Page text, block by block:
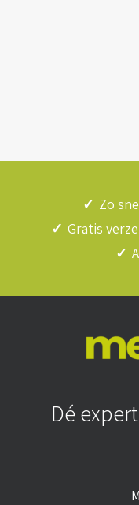
✓ Zo
✓ Gratis
✓
Dé